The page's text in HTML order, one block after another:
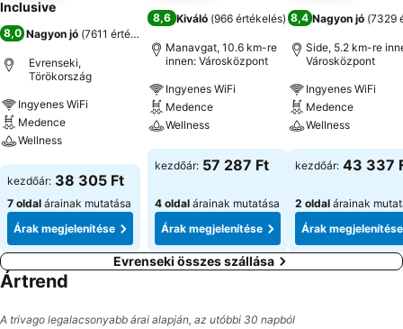
Inclusive
8,0 Nagyon jó (7611 értékelés
Evrenseki,
Törökország
Ingyenes WiFi
Medence
Wellness
Árak megjelenítése
kezdőár: 38 305 Ft
7 oldal árainak mutatása
Árak megjelenítése
8,6 Kiváló (966 értékelés)
Manavgat, 10.6 km-re
innen: Városközpont
Ingyenes WiFi
Medence
Wellness
Árak megjelenítése
kezdőár: 57 287 Ft
4 oldal árainak mutatása
Árak megjelenítése
8,4 Nagyon jó (7329
Side, 5.2 km-re
Városközpont
Ingyenes WiFi
Medence
Wellness
Árak
kezdőár: 43 337
2 oldal árainak
Árak megjelenítése
Evrenseki összes szállása
Ártrend
A trivago legalacsonyabb árai alapján, az utóbbi 30 napból